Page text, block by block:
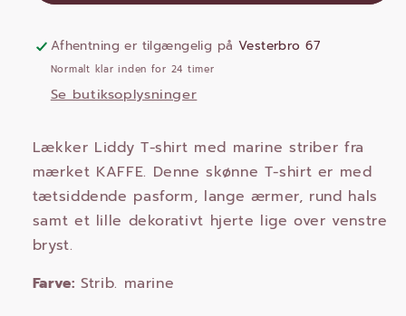
m/lange
-
hvid/marine
m/lange
-
hvid/marine
Afhentning er tilgængelig på Vesterbro 67
Normalt klar inden for 24 timer
Se butiksoplysninger
Lækker Liddy T-shirt med marine striber fra
mærket KAFFE. Denne skønne T-shirt er med
tætsiddende pasform, lange ærmer, rund hals
samt et lille dekorativt hjerte lige over venstre
bryst.
Farve:Strib. marine